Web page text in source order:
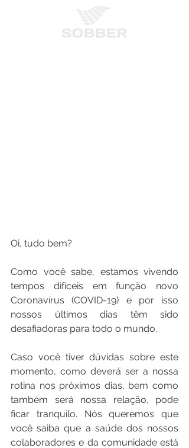
Oi, tudo bem?
Como você sabe, estamos vivendo
tempos difíceis em função novo
Coronavírus (COVID-19) e por isso
nossos últimos dias têm sido
desafiadoras para todo o mundo.
Caso você tiver dúvidas sobre este
momento, como deverá ser a nossa
rotina nos próximos dias, bem como
também será nossa relação, pode
ficar tranquilo. Nós queremos que
você saiba que a saúde dos nossos
colaboradores e da comunidade está